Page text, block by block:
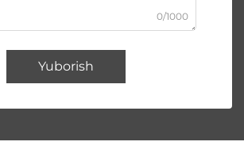
0/1000
Yuborish